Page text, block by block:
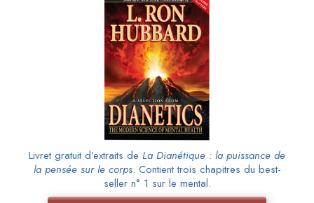
Livret gratuit d’extraits de La Dianétique : la puissance de
la pensée sur le corps. Contient trois chapitres du best-
seller n° 1 sur le mental.